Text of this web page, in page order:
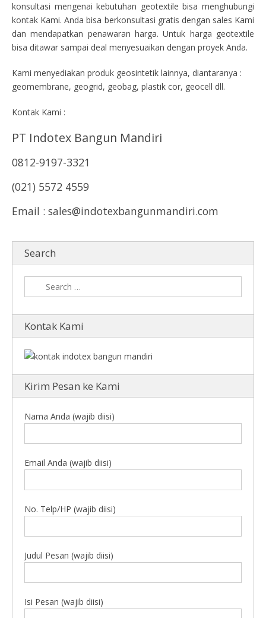
konsultasi mengenai kebutuhan geotextile bisa menghubungi
kontak Kami. Anda bisa berkonsultasi gratis dengan sales Kami
dan mendapatkan penawaran harga. Untuk harga geotextile
bisa ditawar sampai deal menyesuaikan dengan proyek Anda.
Kami menyediakan produk geosintetik lainnya, diantaranya :
geomembrane, geogrid, geobag, plastik cor, geocell dll.
Kontak Kami :
PT Indotex Bangun Mandiri
0812-9197-3321
(021) 5572 4559
Email : sales@indotexbangunmandiri.com
Search
Kontak Kami
Kirim Pesan ke Kami
Nama Anda (wajib diisi)
Email Anda (wajib diisi)
No. Telp/HP (wajib diisi)
Judul Pesan (wajib diisi)
Isi Pesan (wajib diisi)